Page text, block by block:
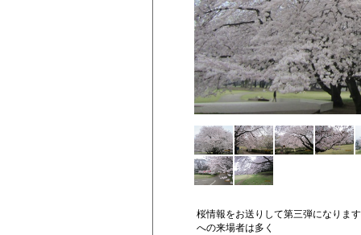
桜情報をお送りして第三弾になりま
への来場者は多く